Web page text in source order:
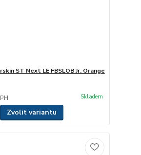
ST Next LE FBSLOB Jr. Orange
Skladem
Zvolit variantu